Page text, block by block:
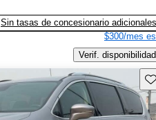
Sin tasas de concesionario adicionales
$300/mes
Verif. disponibilidad